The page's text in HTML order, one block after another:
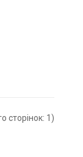
сторінок: 1)